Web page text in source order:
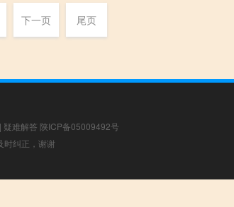
下一页 尾页
| 疑难解答 陕ICP备05009492号
时纠正，谢谢